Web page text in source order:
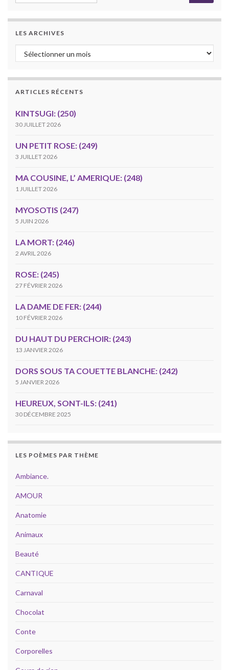
LES ARCHIVES
Les archives
ARTICLES RÉCENTS
KINTSUGI: (250)
30 JUILLET 2026
UN PETIT ROSE: (249)
3 JUILLET 2026
MA COUSINE, L’ AMERIQUE: (248)
1 JUILLET 2026
MYOSOTIS (247)
5 JUIN 2026
LA MORT: (246)
2 AVRIL 2026
ROSE: (245)
27 FÉVRIER 2026
LA DAME DE FER: (244)
10 FÉVRIER 2026
DU HAUT DU PERCHOIR: (243)
13 JANVIER 2026
DORS SOUS TA COUETTE BLANCHE: (242)
5 JANVIER 2026
HEUREUX, SONT-ILS: (241)
30 DÉCEMBRE 2025
LES POÈMES PAR THÈME
Ambiance.
AMOUR
Anatomie
Animaux
Beauté
CANTIQUE
Carnaval
Chocolat
Conte
Corporelles